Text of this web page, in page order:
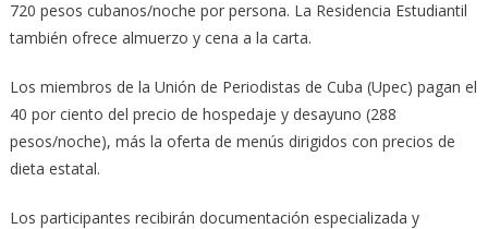
720 pesos cubanos/noche por persona. La Residencia Estudiantil
también ofrece almuerzo y cena a la carta.
Los miembros de la Unión de Periodistas de Cuba (Upec) pagan el
40 por ciento del precio de hospedaje y desayuno (288
pesos/noche), más la oferta de menús dirigidos con precios de
dieta estatal.
Los participantes recibirán documentación especializada y